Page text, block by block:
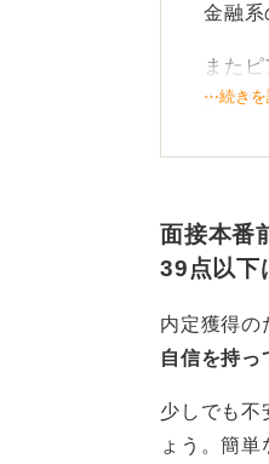
金融系
また
が無難
就活
テープ
てか
境目
すいの
メイ
ーの
⋯続き
面接本番
39点以下
内定獲得の
自信を持っ
少しでも不
ょう。簡単